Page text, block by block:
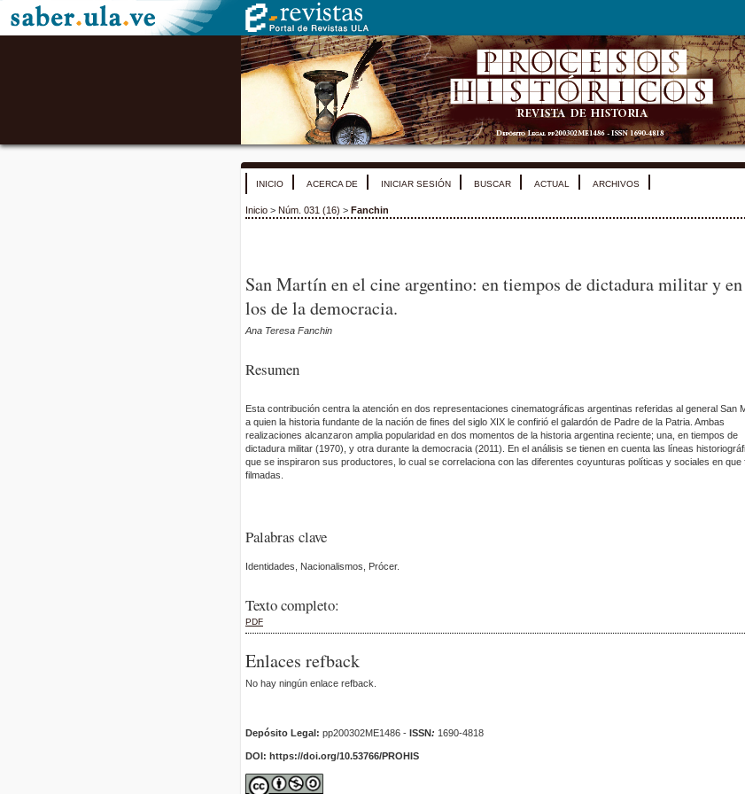
INICIO ACERCA DE INICIAR SESIÓN BUSCAR ACTUAL ARCHIVOS
Inicio > Núm. 031 (16) > Fanchin
San Martín en el cine argentino: en tiempos de dictadura militar y en
los de la democracia.
Ana Teresa Fanchin
Resumen
Esta contribución centra la atención en dos representaciones cinematográficas argentinas referidas al general San
a quien la historia fundante de la nación de fines del siglo XIX le confirió el galardón de Padre de la Patria. Ambas
realizaciones alcanzaron amplia popularidad en dos momentos de la historia argentina reciente; una, en tiempos de
dictadura militar (1970), y otra durante la democracia (2011). En el análisis se tienen en cuenta las líneas
que se inspiraron sus productores, lo cual se correlaciona con las diferentes coyunturas políticas y sociales en que
filmadas.
Palabras clave
Identidades, Nacionalismos, Prócer.
Texto completo:
PDF
Enlaces refback
No hay ningún enlace refback.
Depósito Legal: pp200302ME1486 - ISSN: 1690-4818
DOI: https://doi.org/10.53766/PROHIS